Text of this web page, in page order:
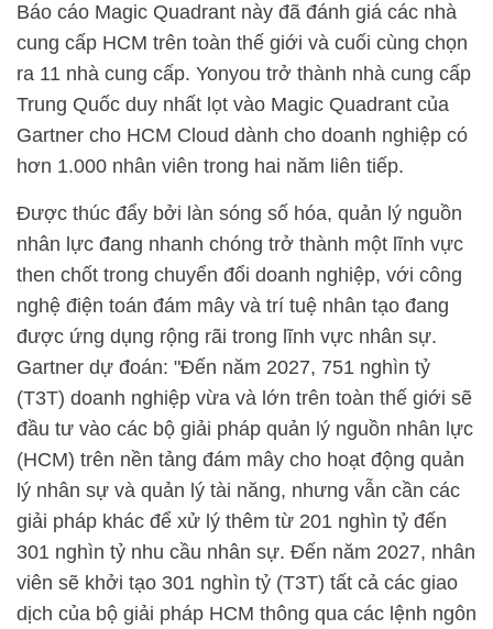
Báo cáo Magic Quadrant này đã đánh giá các nhà
cung cấp HCM trên toàn thế giới và cuối cùng chọn
ra 11 nhà cung cấp. Yonyou trở thành nhà cung cấp
Trung Quốc duy nhất lọt vào Magic Quadrant của
Gartner cho HCM Cloud dành cho doanh nghiệp có
hơn 1.000 nhân viên trong hai năm liên tiếp.
Được thúc đẩy bởi làn sóng số hóa, quản lý nguồn
nhân lực đang nhanh chóng trở thành một lĩnh vực
then chốt trong chuyển đổi doanh nghiệp, với công
nghệ điện toán đám mây và trí tuệ nhân tạo đang
được ứng dụng rộng rãi trong lĩnh vực nhân sự.
Gartner dự đoán: "Đến năm 2027, 751 nghìn tỷ
(T3T) doanh nghiệp vừa và lớn trên toàn thế giới sẽ
đầu tư vào các bộ giải pháp quản lý nguồn nhân lực
(HCM) trên nền tảng đám mây cho hoạt động quản
lý nhân sự và quản lý tài năng, nhưng vẫn cần các
giải pháp khác để xử lý thêm từ 201 nghìn tỷ đến
301 nghìn tỷ nhu cầu nhân sự. Đến năm 2027, nhân
viên sẽ khởi tạo 301 nghìn tỷ (T3T) tất cả các giao
dịch của bộ giải pháp HCM thông qua các lệnh ngôn